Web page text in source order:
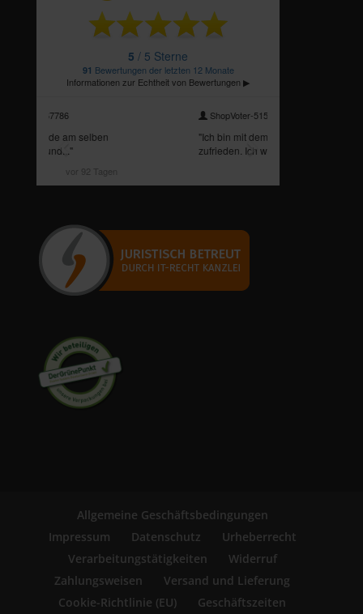
Allgemeine Geschäftsbedingungen
Impressum
Datenschutz
Urheberrecht
Verarbeitungstätigkeiten
Widerruf
Zahlungsweisen
Versand und Lieferung
Cookie-Richtlinie (EU)
Geschäftszeiten